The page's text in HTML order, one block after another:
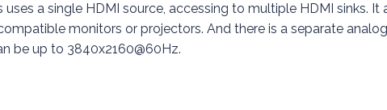
uses a single HDMI source, accessing to multiple HDMI sinks.
monitors or projectors. And there is a separate
be up to 3840x2160@60Hz.